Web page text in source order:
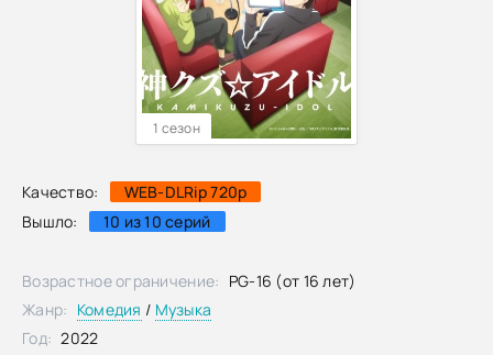
Качество:
WEB-DLRip 720p
Вышло:
10 из 10 серий
1 сезон
Возрастное ограничение: PG-16 (от 16 лет)
Жанр: Комедия / Музыка
Год: 2022